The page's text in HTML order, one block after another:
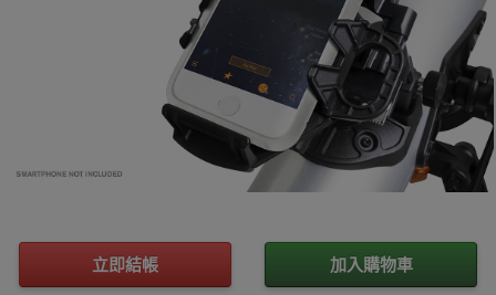
立即結帳 加入購物車